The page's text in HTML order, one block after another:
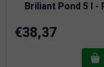
Briliant Pond 5 l
€38,37